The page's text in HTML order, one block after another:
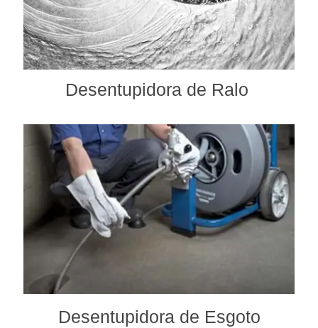
Desentupidora de Ralo
Desentupidora de Esgoto